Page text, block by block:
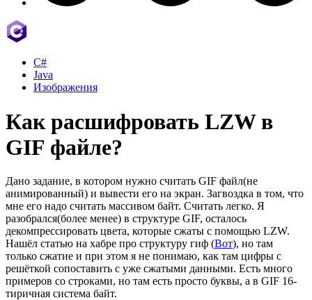
C#
Java
Изображения
Как расшифровать LZW в
GIF файле?
Дано задание, в котором нужно считать GIF файл(не
анимированный) и вывести его на экран. Загвоздка в том, что
мне его надо считать массивом байт. Считать легко. Я
разобрался(более менее) в структуре GIF, осталось
декомпрессировать цвета, которые сжаты с помощью LZW.
Нашёл статью на хабре про структуру гиф (Вот), но там
только сжатие и при этом я не понимаю, как там цифры с
решёткой сопоставить с уже сжатыми данными. Есть много
примеров со строками, но там есть просто буквы, а в GIF 16-
тиричная система байт.